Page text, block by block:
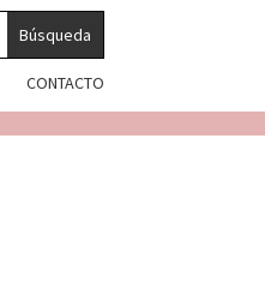
CONTACTO